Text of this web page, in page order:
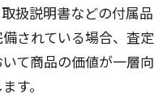
取扱説明書などの付属品
されている場合、査定
いて商品の価値が一層向
す。